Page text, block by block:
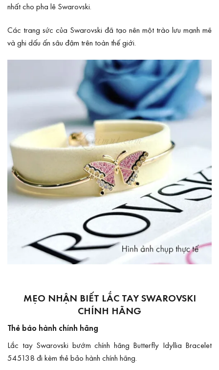
nhất cho pha lê Swarovski.
Các trang sức của Swarovski đã tạo nên một trào lưu mạnh mẽ
và ghi dấu ấn sâu đậm trên toàn thế giới.
MẸO NHẬN BIẾT LẮC TAY SWAROVSKI
CHÍNH HÃNG
Thẻ bảo hành chính hãng
Lắc tay Swarovski bướm chính hãng Butterfly Idyllia Bracelet
545138 đi kèm thẻ bảo hành chính hãng.